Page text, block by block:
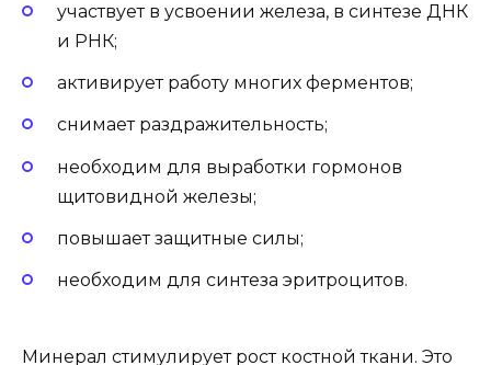
участвует в усвоении железа, в синтезе ДНК
и РНК;
активирует работу многих ферментов;
снимает раздражительность;
необходим для выработки гормонов
щитовидной железы;
повышает защитные силы;
необходим для синтеза эритроцитов.
Минерал стимулирует рост костной ткани. Это